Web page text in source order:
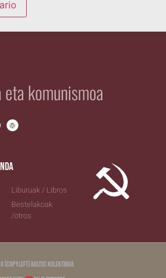
komunismoa
Liburuak / Libros
Bestelakoak
/otros
(copyleft) Boltxe Kolektiboa